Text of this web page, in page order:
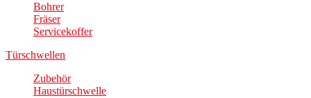
Bohrer
Fräser
Servicekoffer
Türschwellen
Zubehör
Haustürschwelle